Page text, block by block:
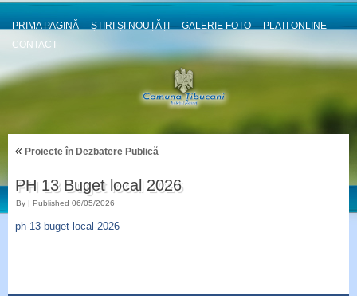
PRIMA PAGINĂ ȘTIRI ȘI NOUȚĂȚI GALERIE FOTO
PLATI ONLINE
CONTACT
«Proiecte în Dezbatere Publică
PH 13 Buget local 2026
By | Published 06/05/2026
ph-13-buget-local-2026